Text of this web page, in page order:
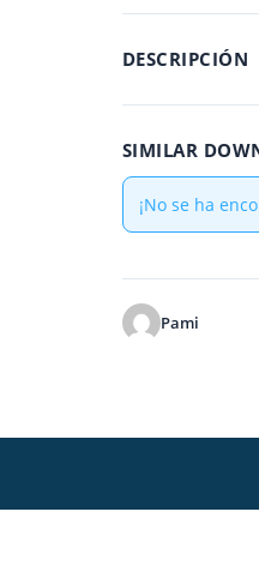
DESCRIPCIÓN
SIMILAR
¡No se ha
Pami